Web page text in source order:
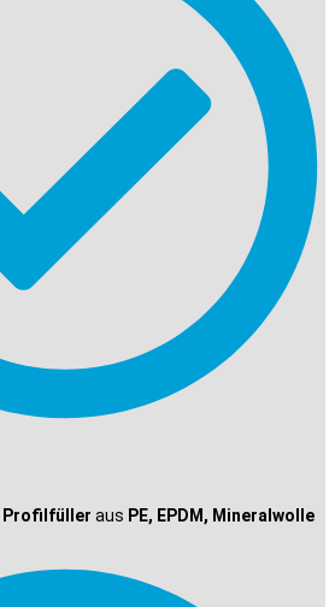
Profilfüller aus PE, EPDM, Mineralwolle